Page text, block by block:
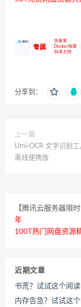
分享到：
上一篇
Umi-OCR 文字识别工
离线便携版
【腾讯云服务器限时
年
100T热门网盘资源
近期文章
书荒？试试这个阅
内存告急？试试这个